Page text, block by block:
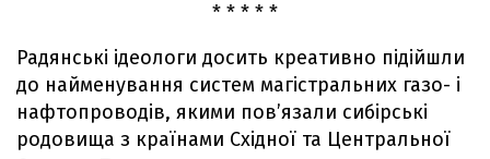
* * * * *
Радянські ідеологи досить креативно підійшли
до найменування систем магістральних газо- і
нафтопроводів, якими пов’язали сибірські
родовища з країнами Східної та Центральної